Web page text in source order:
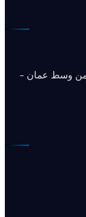
أمن وسط عمان -